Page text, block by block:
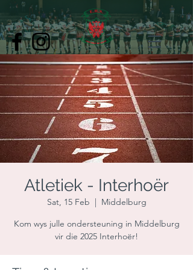
Atletiek - Interhoër
Sat, 15 Feb
  |
Middelburg
Kom wys julle ondersteuning in Middelburg
vir die 2025 Interhoër!